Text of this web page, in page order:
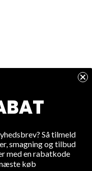
Så tilmeld
smagning og tilbud
med en rabatkode
køb